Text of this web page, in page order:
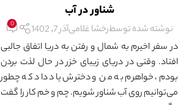
شناور در آب
نوشته شده توسطرخشا غلامیآذر 7, 1402 0
در سفر اخیرم به شمال و رفتن به دریا اتفاق جالبی
افتاد. وقتی در دریای زیبای خزر در حال لذت بردن
بودم، خواهرم به من و دخترش یاد داد که چطور
می‌توانیم روی آب شناور شویم. چم و خم کار را گفت